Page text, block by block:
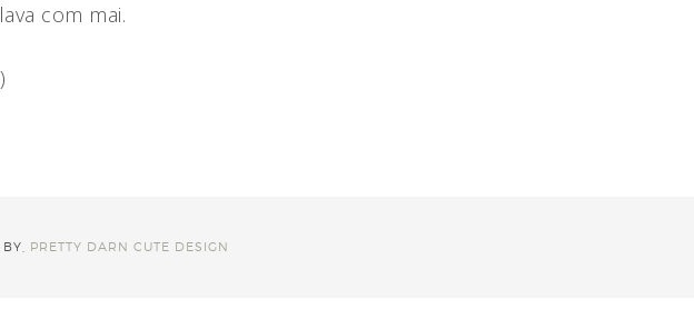
com mai.
PRETTY DARN CUTE DESIGN